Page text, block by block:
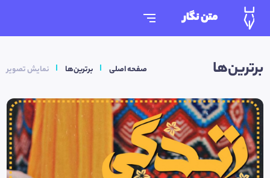
متن نگار
برترین‌ها صفحه اصلی برترین‌ها نمایش تصویر